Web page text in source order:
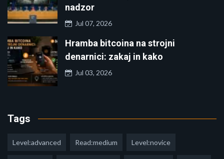
nadzor
Jul 07, 2026
Hramba bitcoina na strojni
denarnici: zakaj in kako
Jul 03, 2026
Tags
Level:advanced Read:medium Level:novice